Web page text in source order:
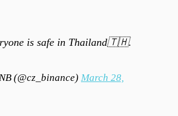
is safe in Thailand🇹🇭.
(@cz_binance) March 28,